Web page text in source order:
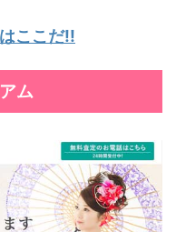
ここだ!!
ム